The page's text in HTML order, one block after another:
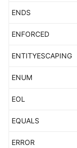
ENDS
ENFORCED
ENTITYESCAPING
ENUM
EOL
EQUALS
ERROR